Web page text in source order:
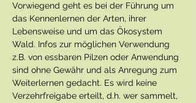
Vorwiegend geht es bei der Führung um
das Kennenlernen der Arten, ihrer
Lebensweise und um das Ökosystem
Wald. Infos zur möglichen Verwendung
z.B. von essbaren Pilzen oder Anwendung
sind ohne Gewähr und als Anregung zum
Weiterlernen gedacht. Es wird keine
Verzehrfreigabe erteilt, d.h. wer sammelt,